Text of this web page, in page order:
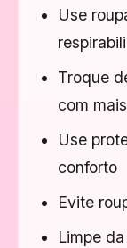
Use
Troque
com
Use
conforto
Evite
Limpe